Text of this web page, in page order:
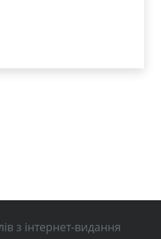
з інтернет-видання